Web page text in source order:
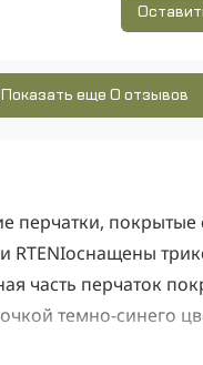
Показать еще 0 отзывов
перчатки, покрытые
RTENIоснащены
часть перчаток
темно-синего